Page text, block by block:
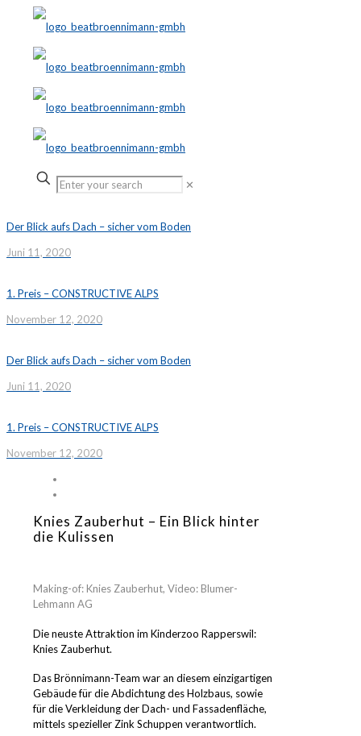
✕
Der Blick aufs Dach – sicher vom Boden
Juni 11, 2020
1. Preis – CONSTRUCTIVE ALPS
November 12, 2020
Der Blick aufs Dach – sicher vom Boden
Juni 11, 2020
1. Preis – CONSTRUCTIVE ALPS
November 12, 2020
Knies Zauberhut – Ein Blick hinter
die Kulissen
Making-of: Knies Zauberhut, Video: Blumer-
Lehmann AG
Die neuste Attraktion im Kinderzoo Rapperswil:
Knies Zauberhut.
Das Brönnimann-Team war an diesem einzigartigen
Gebäude für die Abdichtung des Holzbaus, sowie
für die Verkleidung der Dach- und Fassadenfläche,
mittels spezieller Zink Schuppen verantwortlich.